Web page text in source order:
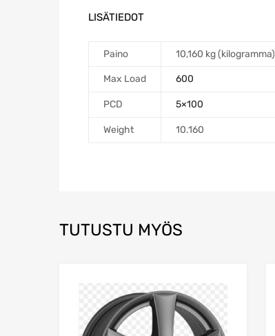
LISÄTIEDOT
Paino 10,160 kg (kilogramma)
Max Load 600
PCD 5×100
Weight 10.160
TUTUSTU MYÖS